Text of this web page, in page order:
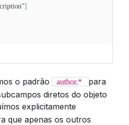
]
o padrão author.*
para
diretos do objeto
explicitamente
que apenas os outros